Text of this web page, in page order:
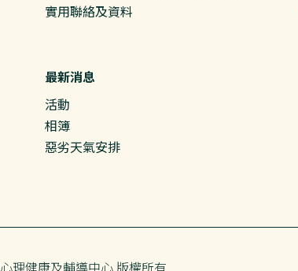
實用聯絡及資料
最新消息
活動
相簿
惡劣天氣安排